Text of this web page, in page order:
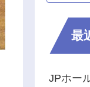
最
JPホー